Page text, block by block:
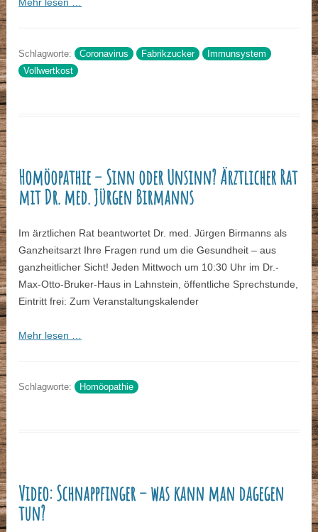
Mehr lesen …
Schlagworte: Coronavirus Fabrikzucker
Immunsystem
Vollwertkost
Homöopathie – Sinn oder Unsinn? Ärztlicher Rat
mit Dr. med. Jürgen Birmanns
Im ärztlichen Rat beantwortet Dr. med. Jürgen Birmanns als
Ganzheitsarzt Ihre Fragen rund um die Gesundheit – aus
ganzheitlicher Sicht! Jeden Mittwoch um 10:30 Uhr im Dr.-
Max-Otto-Bruker-Haus in Lahnstein, öffentliche Sprechstunde,
Eintritt frei: Zum Veranstaltungskalender
Mehr lesen …
Schlagworte: Homöopathie
Video: Schnappfinger – was kann man dagegen
tun?